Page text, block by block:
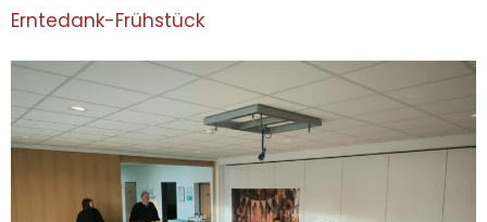
Erntedank-Frühstück